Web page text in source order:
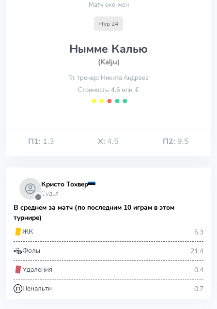
Матч окончен
Тур 24
Нымме Калью
(Kalju)
Гл. тренер: Никита Андреев
Стоимость: 4.6 млн. €
⬤ ⬤ ⬤ ⬤ ⬤
П1: 1.3 Х: 4.5 П2: 9.5
⬤
Кристо Тохвер
Судья
В среднем за матч (по последним 10 играм в этом
турнире)
ЖК
5.3
Фолы 21.4
Удаления 0.4
Пенальти 0.7